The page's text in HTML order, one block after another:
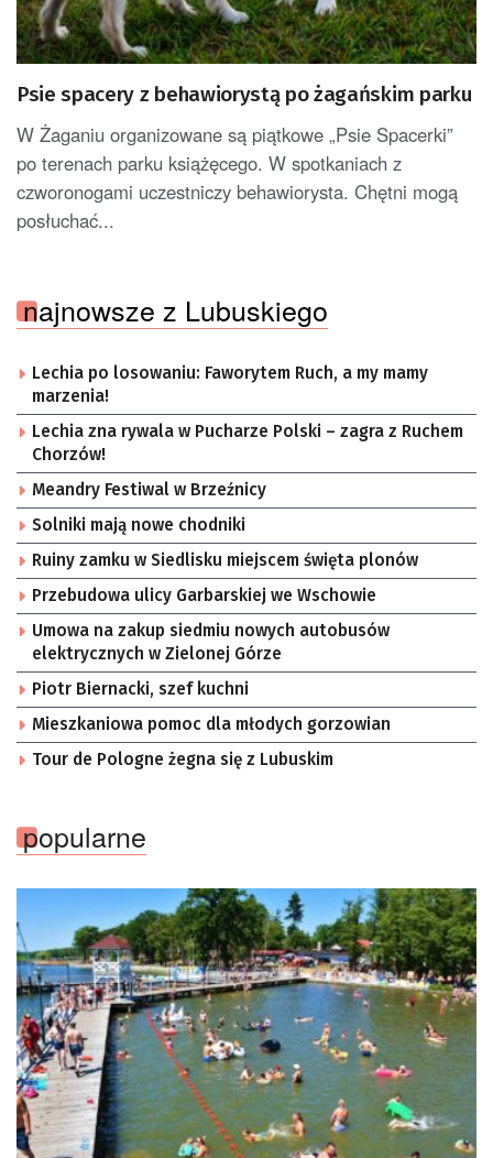
Psie spacery z behawiorystą po żagańskim parku
W Żaganiu organizowane są piątkowe „Psie Spacerki”
po terenach parku książęcego. W spotkaniach z
czworonogami uczestniczy behawiorysta. Chętni mogą
posłuchać...
najnowsze z Lubuskiego
Lechia po losowaniu: Faworytem Ruch, a my mamy
marzenia!
Lechia zna rywala w Pucharze Polski – zagra z Ruchem
Chorzów!
Meandry Festiwal w Brzeźnicy
Solniki mają nowe chodniki
Ruiny zamku w Siedlisku miejscem święta plonów
Przebudowa ulicy Garbarskiej we Wschowie
Umowa na zakup siedmiu nowych autobusów
elektrycznych w Zielonej Górze
Piotr Biernacki, szef kuchni
Mieszkaniowa pomoc dla młodych gorzowian
Tour de Pologne żegna się z Lubuskim
popularne